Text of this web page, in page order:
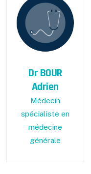
Dr BOUR
Adrien
Médecin
spécialiste en
médecine
générale